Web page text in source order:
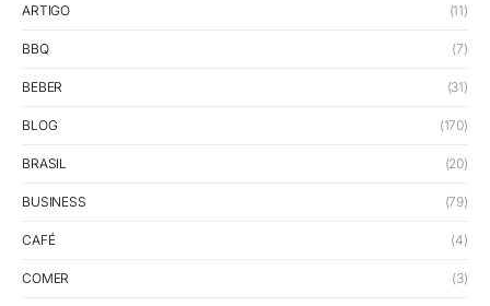
ARTIGO (11)
BBQ (7)
BEBER (31)
BLOG (170)
BRASIL (20)
BUSINESS (79)
CAFÉ (4)
COMER (3)